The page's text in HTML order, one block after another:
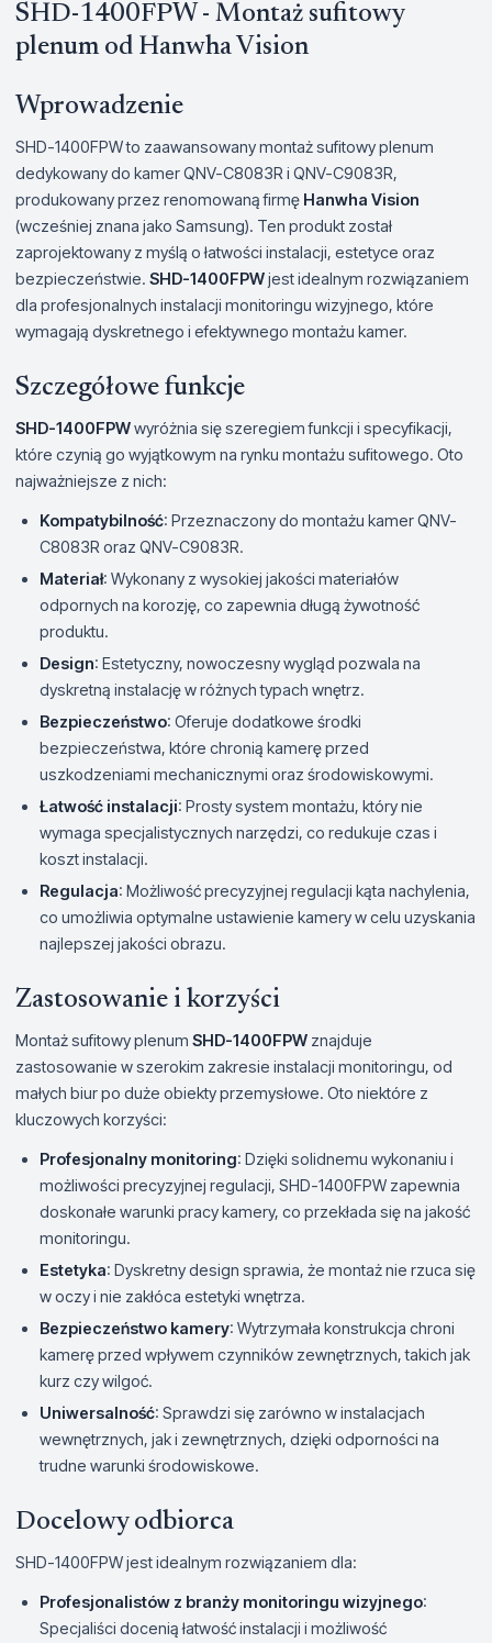
SHD-1400FPW - Montaż sufitowy
plenum od Hanwha Vision
Wprowadzenie
SHD-1400FPW to zaawansowany montaż sufitowy plenum
dedykowany do kamer QNV-C8083R i QNV-C9083R,
produkowany przez renomowaną firmę Hanwha Vision
(wcześniej znana jako Samsung). Ten produkt został
zaprojektowany z myślą o łatwości instalacji, estetyce oraz
bezpieczeństwie. SHD-1400FPWjest idealnym rozwiązaniem
dla profesjonalnych instalacji monitoringu wizyjnego, które
wymagają dyskretnego i efektywnego montażu kamer.
Szczegółowe funkcje
SHD-1400FPWwyróżnia się szeregiem funkcji i specyfikacji,
które czynią go wyjątkowym na rynku montażu sufitowego. Oto
najważniejsze z nich:
Kompatybilność: Przeznaczony do montażu kamer QNV-
C8083R oraz QNV-C9083R.
Materiał: Wykonany z wysokiej jakości materiałów
odpornych na korozję, co zapewnia długą żywotność
produktu.
Design: Estetyczny, nowoczesny wygląd pozwala na
dyskretną instalację w różnych typach wnętrz.
Bezpieczeństwo: Oferuje dodatkowe środki
bezpieczeństwa, które chronią kamerę przed
uszkodzeniami mechanicznymi oraz środowiskowymi.
Łatwość instalacji: Prosty system montażu, który nie
wymaga specjalistycznych narzędzi, co redukuje czas i
koszt instalacji.
Regulacja: Możliwość precyzyjnej regulacji kąta nachylenia,
co umożliwia optymalne ustawienie kamery w celu uzyskania
najlepszej jakości obrazu.
Zastosowanie i korzyści
Montaż sufitowy plenum SHD-1400FPW znajduje
zastosowanie w szerokim zakresie instalacji monitoringu, od
małych biur po duże obiekty przemysłowe. Oto niektóre z
kluczowych korzyści:
Profesjonalny monitoring: Dzięki solidnemu wykonaniu i
możliwości precyzyjnej regulacji, SHD-1400FPW zapewnia
doskonałe warunki pracy kamery, co przekłada się na jakość
monitoringu.
Estetyka: Dyskretny design sprawia, że montaż nie rzuca się
w oczy i nie zakłóca estetyki wnętrza.
Bezpieczeństwo kamery: Wytrzymała konstrukcja chroni
kamerę przed wpływem czynników zewnętrznych, takich jak
kurz czy wilgoć.
Uniwersalność: Sprawdzi się zarówno w instalacjach
wewnętrznych, jak i zewnętrznych, dzięki odporności na
trudne warunki środowiskowe.
Docelowy odbiorca
SHD-1400FPW jest idealnym rozwiązaniem dla:
Profesjonalistów z branży monitoringu wizyjnego:
Specjaliści docenią łatwość instalacji i możliwość